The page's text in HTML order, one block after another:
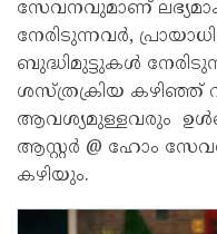
സേവനവുമാണ്
നേരിടുന്നവർ,
ബുദ്ധിമുട്ടുകൾ
ശസ്ത്രക്രിയ കഴിഞ്ഞ്
ആവശ്യമുള്ളവരും
ആസ്റ്റർ @ ഹോം
കഴിയും.